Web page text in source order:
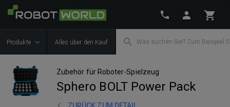
Produkte Alles über den Kauf
Zubehör für Roboter-Spielzeug
Sphero BOLT Power Pack